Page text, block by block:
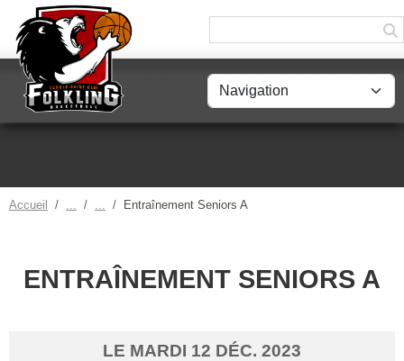
Accueil Entraînement Seniors A
ENTRAÎNEMENT SENIORS A
LE MARDI 12 DÉC. 2023
Panneau de gestion des cookies